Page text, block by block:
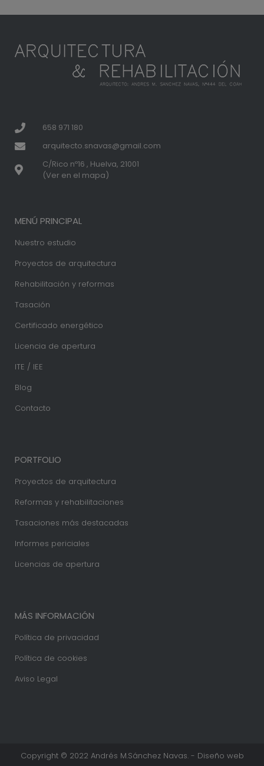
658 971 180
arquitecto.snavas@gmail.com
C/Rico nº16 , Huelva, 21001
(Ver en el mapa)
MENÚ PRINCIPAL
Nuestro estudio
Proyectos de arquitectura
Rehabilitación y reformas
Tasación
Certificado energético
Licencia de apertura
ITE / IEE
Blog
Contacto
PORTFOLIO
Proyectos de arquitectura
Reformas y rehabilitaciones
Tasaciones más destacadas
Informes periciales
Licencias de apertura
MÁS INFORMACIÓN
Política de privacidad
Política de cookies
Aviso Legal
Copyright © 2022 Andrés M.Sánchez Navas. - Diseño web